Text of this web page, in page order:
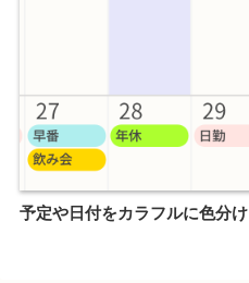
予定や日付をカラフルに色分け